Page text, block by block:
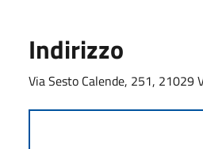
Indirizzo
Via Sesto Calende, 251, 21029